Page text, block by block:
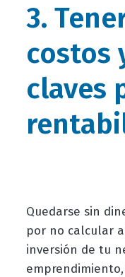
3.
costos
claves
Quedarse sin
por no calcular
inversión de tu